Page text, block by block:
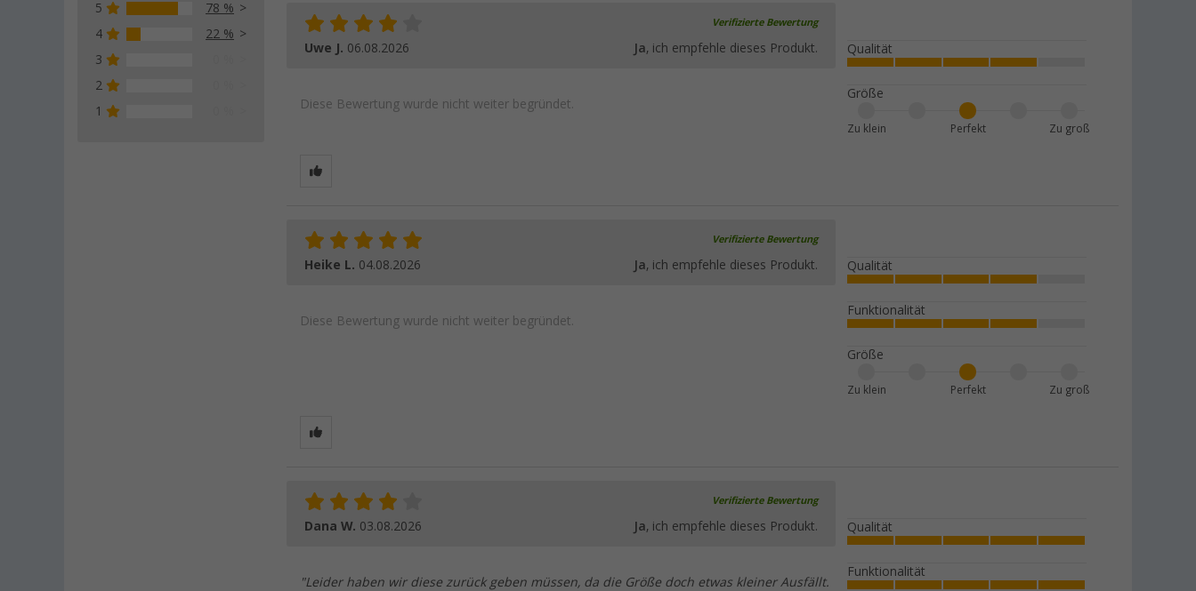
5
78 %
4
22 %
3
2
1
Verifizierte Bewertung
Uwe J. 06.08.2026 Ja, ich empfehle dieses Produkt.
Diese Bewertung wurde nicht weiter begründet.
Qualität
Größe
Zu groß
Perfekt
Zu klein
Verifizierte Bewertung
Heike L. 04.08.2026 Ja, ich empfehle dieses Produkt.
Diese Bewertung wurde nicht weiter begründet.
Qualität
Funktionalität
Größe
Zu groß
Perfekt
Zu klein
Verifizierte Bewertung
Dana W. 03.08.2026 Ja, ich empfehle dieses Produkt.
"Leider haben wir diese zurück geben müssen, da die Größe doch etwas kleiner Ausfällt.
Qualität
Funktionalität